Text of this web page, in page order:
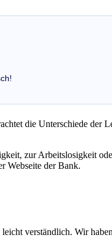
die Unterschiede der
zur Arbeitslosigkeit
Webseite der Bank.
verständlich. Wir